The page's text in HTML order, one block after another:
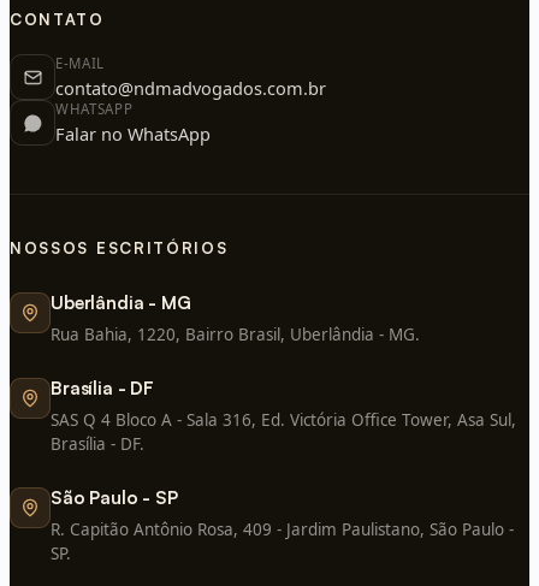
CONTATO
E-MAIL
contato@ndmadvogados.com.br
WHATSAPP
Falar no WhatsApp
NOSSOS ESCRITÓRIOS
Uberlândia - MG
Rua Bahia, 1220, Bairro Brasil, Uberlândia - MG.
Brasília - DF
SAS Q 4 Bloco A - Sala 316, Ed. Victória Office Tower, Asa Sul,
Brasília - DF.
São Paulo - SP
R. Capitão Antônio Rosa, 409 - Jardim Paulistano, São Paulo -
SP.